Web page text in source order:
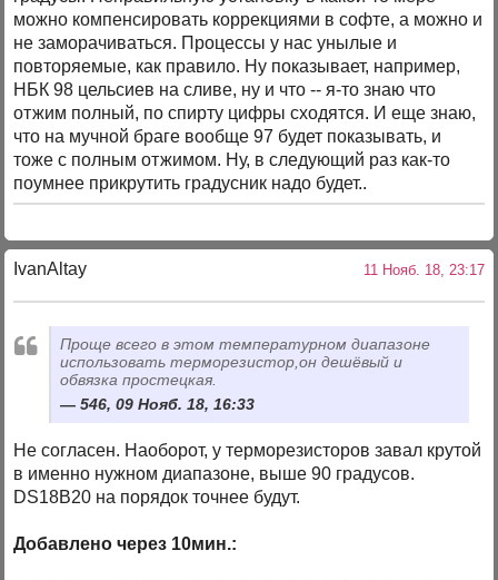
можно компенсировать коррекциями в софте, а можно и
не заморачиваться. Процессы у нас унылые и
повторяемые, как правило. Ну показывает, например,
НБК 98 цельсиев на сливе, ну и что -- я-то знаю что
отжим полный, по спирту цифры сходятся. И еще знаю,
что на мучной браге вообще 97 будет показывать, и
тоже с полным отжимом. Ну, в следующий раз как-то
поумнее прикрутить градусник надо будет..
IvanAltay 11 Нояб. 18, 23:17
Проще всего в этом температурном диапазоне
использовать терморезистор,он дешёвый и
обвязка простецкая.
546, 09 Нояб. 18, 16:33
Не согласен. Наоборот, у терморезисторов завал крутой
в именно нужном диапазоне, выше 90 градусов.
DS18B20 на порядок точнее будут.
Добавлено через 10мин.: